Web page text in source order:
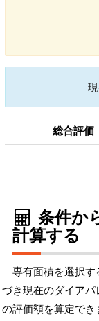
総合評価
条件か
計算する
専有面積を選択
づき現在のダイア
の評価額を算定で